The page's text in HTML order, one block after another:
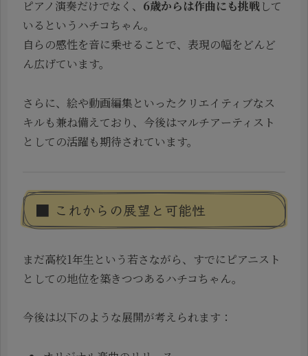
ピアノ演奏だけでなく、 6歳からは作曲にも挑戦して
いるというハチコちゃん。
自らの感性を音に乗せることで、表現の幅をどんど
ん広げています。
さらに、絵や動画編集といったクリエイティブなス
キルも兼ね備えており、今後はマルチアーティスト
としての活躍も期待されています。
■ これからの展望と可能性
まだ高校1年生という若さながら、すでにピアニスト
としての地位を築きつつあるハチコちゃん。
今後は以下のような展開が考えられます：